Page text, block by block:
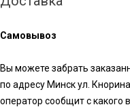
Самовывоз
Вы можете забрать
по адресу Минск ул.
оператор сообщит с какого